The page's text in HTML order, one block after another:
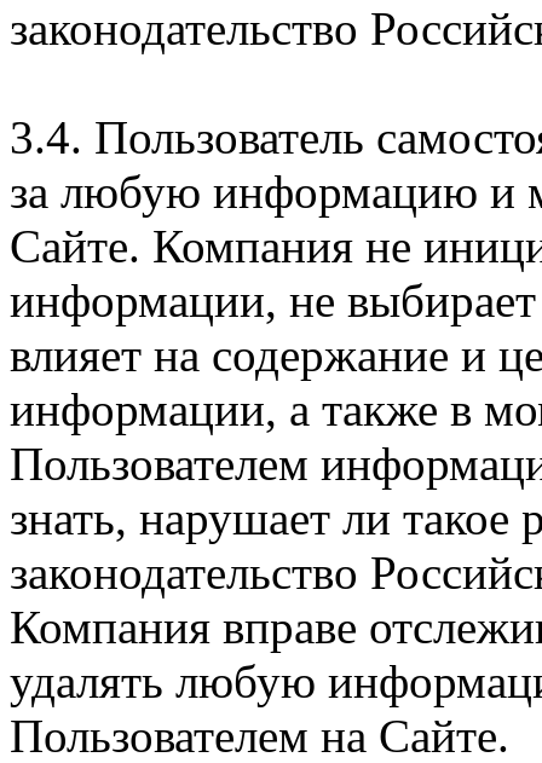
законодательство
3.4. Пользователь
за любую информацию и
Сайте. Компания не
информации, не
влияет на содержание и
информации, а также в
Пользователем
знать, нарушает ли
законодательство
Компания вправе
удалять любую
Пользователем на Сайте.